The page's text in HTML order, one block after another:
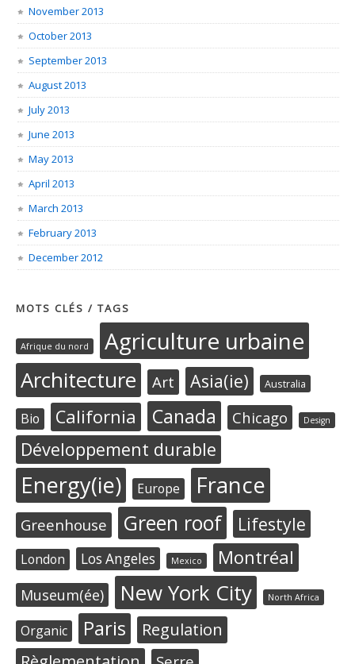
November 2013
October 2013
September 2013
August 2013
July 2013
June 2013
May 2013
April 2013
March 2013
February 2013
December 2012
MOTS CLÉS / TAGS
Afrique du nord Agriculture urbaine
Architecture Art Asia(ie) Australia
Bio California Canada Chicago Design
Développement durable
Energy(ie) Europe France
Greenhouse Green roof Lifestyle
London Los Angeles Mexico Montréal
Museum(ée) New York City North Africa
Organic Paris
Regulation